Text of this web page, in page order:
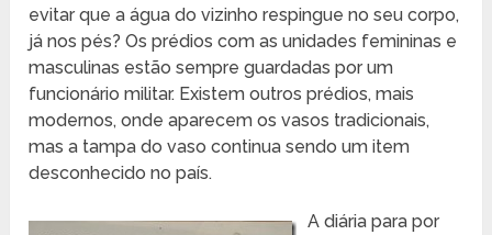
evitar que a água do vizinho respingue no seu corpo,
já nos pés? Os prédios com as unidades femininas e
masculinas estão sempre guardadas por um
funcionário militar. Existem outros prédios, mais
modernos, onde aparecem os vasos tradicionais,
mas a tampa do vaso continua sendo um item
desconhecido no país.
A diária para por